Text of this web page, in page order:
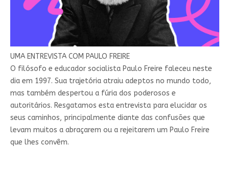
UMA ENTREVISTA COM PAULO FREIRE
O filósofo e educador socialista Paulo Freire faleceu neste
dia em 1997. Sua trajetória atraiu adeptos no mundo todo,
mas também despertou a fúria dos poderosos e
autoritários. Resgatamos esta entrevista para elucidar os
seus caminhos, principalmente diante das confusões que
levam muitos a abraçarem ou a rejeitarem um Paulo Freire
que lhes convêm.